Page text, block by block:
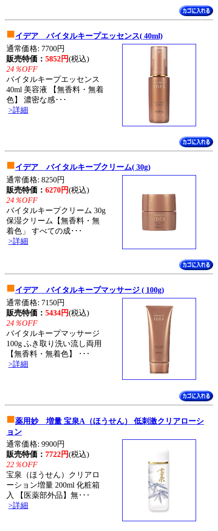
■イデア バイタルキープエッセンス( 40ml)
通常価格: 7700円
販売特価： 5852円(税込)
24％OFF
バイタルキープエッセンス
40ml 美容液 【無香料・無着
色】 濃密な感･･･
>詳細
■イデア バイタルキープクリーム( 30g)
通常価格: 8250円
販売特価： 6270円(税込)
24％OFF
バイタルキープクリーム 30g
保湿クリーム【無香料・無
着色」 すべての成･･･
>詳細
■イデア バイタルキープマッサージ ( 100g)
通常価格: 7150円
販売特価： 5434円(税込)
24％OFF
バイタルキープマッサージ
100g ふき取り洗い流し両用
【無香料・無着色】 ･･･
>詳細
■薬用妙 増量 宝泉A（ほうせん） 低刺激クリアローシ
ョン
通常価格: 9900円
販売特価： 7722円(税込)
22％OFF
宝泉（ほうせん）クリアロ
ーション増量 200ml 化粧箱
入 【医薬部外品】無･･･
>詳細